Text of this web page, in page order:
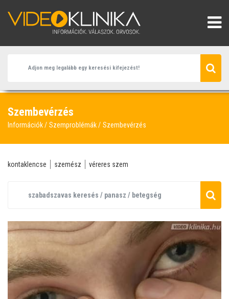
Szembevérzés
Információk Szemproblémák Szembevérzés
kontaklencse szemész véreres szem